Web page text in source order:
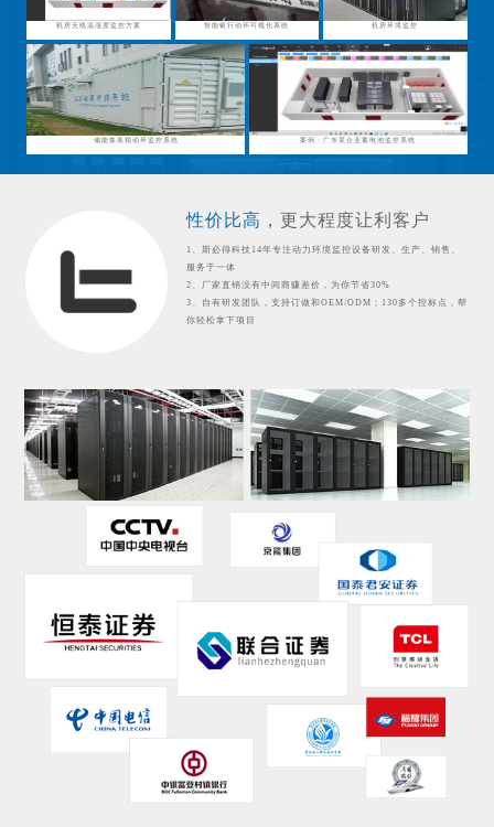
机房无线温湿度监控方案 智能银行动环可视化系统 机房环境监控
储能集装箱动环监控系统 案例：广东某企业蓄电池监控系统
性价比高， 更大程度让利客户
1、斯必得科技14年专注动力环境监控设备研发、生产、销售、
服务于一体
2、厂家直销没有中间商赚差价，为你节省30%
3、自有研发团队，支持订做和OEM/ODM；130多个控标点，帮
你轻松拿下项目